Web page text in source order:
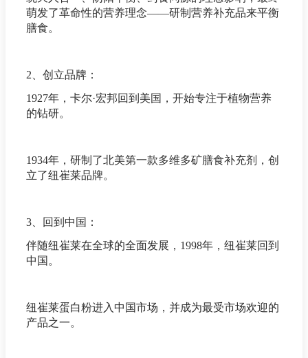
萌发了革命性的营养理念——研制营养补充品来平衡
膳食。
2、创立品牌：
1927年，卡尔·宏邦回到美国，开始专注于植物营养
的钻研。
1934年，研制了北美第一款多维多矿膳食补充剂，创
立了纽崔莱品牌。
3、回到中国：
伴随纽崔莱在全球的全面发展，1998年，纽崔莱回到
中国。
纽崔莱蛋白粉进入中国市场，并成为最受市场欢迎的
产品之一。